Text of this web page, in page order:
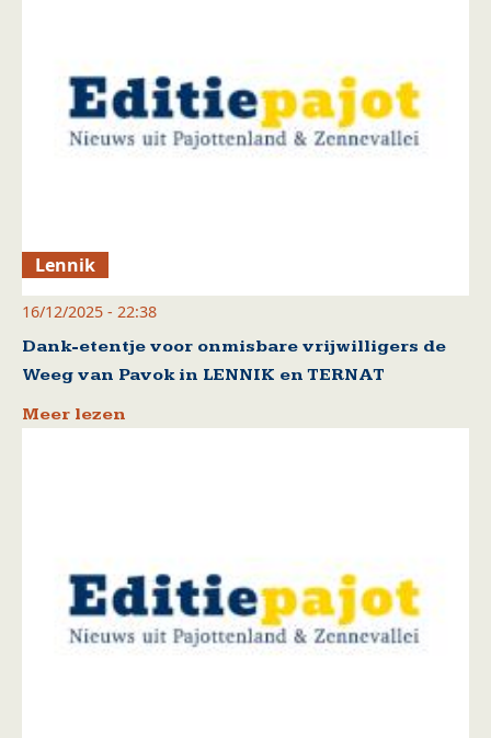
Lennik
16/12/2025 - 22:38
Dank-etentje voor onmisbare vrijwilligers de
Weeg van Pavok in LENNIK en TERNAT
Meer lezen